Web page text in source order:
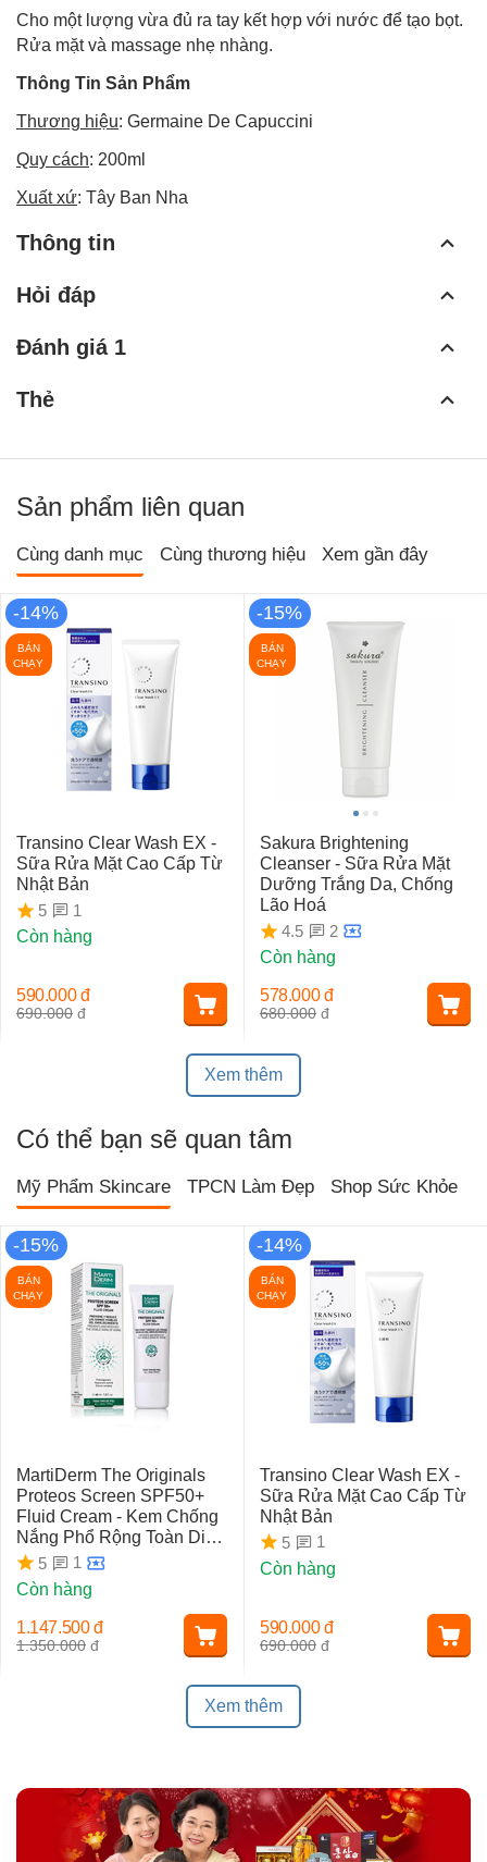
Cho một lượng vừa đủ ra tay kết hợp với nước để tạo bọt.
Rửa mặt và massage nhẹ nhàng.
Thông Tin Sản Phẩm
Thương hiệu: Germaine De Capuccini
Quy cách: 200ml
Xuất xứ: Tây Ban Nha
Thông tin
Hỏi đáp
Đánh giá 1
Thẻ
Sản phẩm liên quan
Cùng danh mục Cùng thương hiệu Xem gần đây
-14%
BÁN
CHẠY
Transino Clear Wash EX -
Sữa Rửa Mặt Cao Cấp Từ
Nhật Bản
5
1
Còn hàng
690.000 đ
590.000 đ
-15%
BÁN
CHẠY
Sakura Brightening
Cleanser - Sữa Rửa Mặt
Dưỡng Trắng Da, Chống
Lão Hoá
4.5
2
Còn hàng
680.000 đ
578.000 đ
Xem thêm
Có thể bạn sẽ quan tâm
Mỹ Phẩm Skincare TPCN Làm Đẹp Shop Sức Khỏe
-15%
BÁN
CHẠY
MartiDerm The Originals
Proteos Screen SPF50+
Fluid Cream - Kem Chống
Nắng Phổ Rộng Toàn Diện
Ngừa Lão Hóa, Nám Da
5
1
Còn hàng
1.350.000 đ
1.147.500 đ
-14%
BÁN
CHẠY
Transino Clear Wash EX -
Sữa Rửa Mặt Cao Cấp Từ
Nhật Bản
5
1
Còn hàng
690.000 đ
590.000 đ
Xem thêm